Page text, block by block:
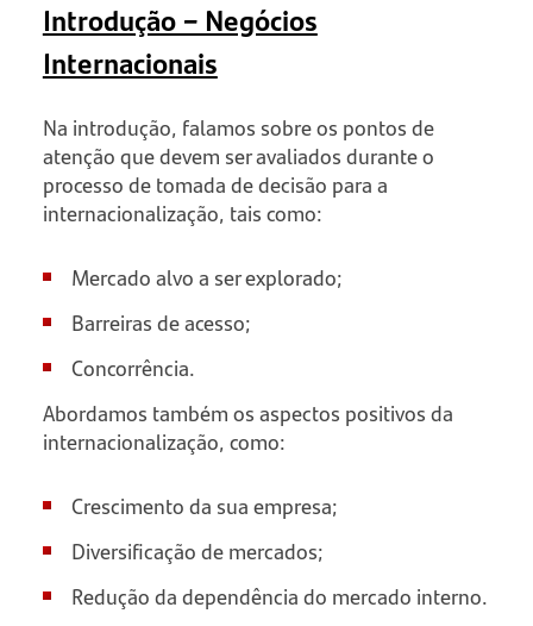
Introdução – Negócios
Internacionais
Na introdução, falamos sobre os pontos de
atenção que devem ser avaliados durante o
processo de tomada de decisão para a
internacionalização, tais como:
Mercado alvo a ser explorado;
Barreiras de acesso;
Concorrência.
Abordamos também os aspectos positivos da
internacionalização, como:
Crescimento da sua empresa;
Diversificação de mercados;
Redução da dependência do mercado interno.